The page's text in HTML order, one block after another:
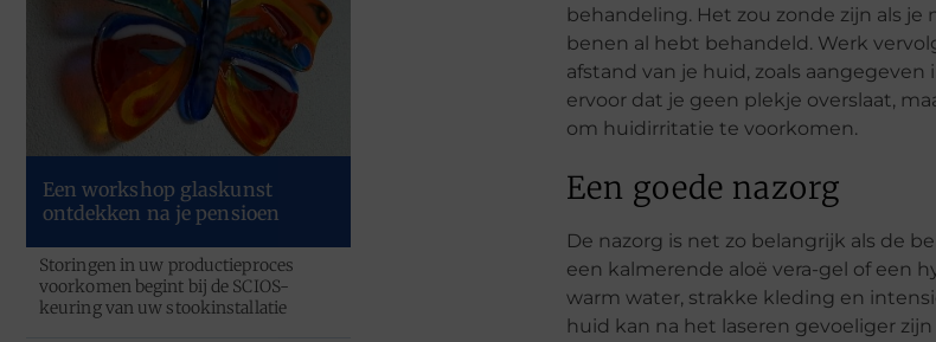
Een workshop glaskunst
ontdekken na je pensioen
Storingen in uw productieproces
voorkomen begint bij de SCIOS-
keuring van uw stookinstallatie
behandeling. Het zou zonde zijn als
benen al hebt behandeld. Werk
afstand van je huid, zoals
ervoor dat je geen plekje overslaat,
om huidirritatie te voorkomen.
Een goede nazorg
De nazorg is net zo belangrijk als de
een kalmerende aloë vera-gel of een
warm water, strakke kleding en
huid kan na het laseren gevoeliger